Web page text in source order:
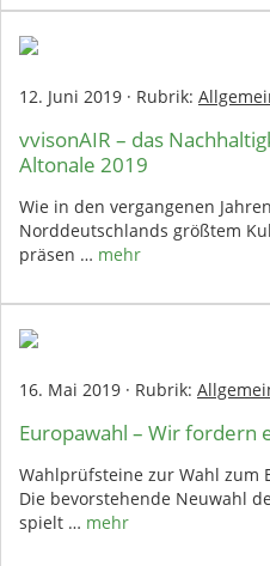
12. Juni 2019 · Rubrik:
vvisonAIR – das
Altonale 2019
Wie in den vergangenen
Norddeutschlands größtem
präsen … mehr
16. Mai 2019 · Rubrik:
Europawahl – Wir fordern
Wahlprüfsteine zur Wahl zum
Die bevorstehende Neuwahl
spielt … mehr